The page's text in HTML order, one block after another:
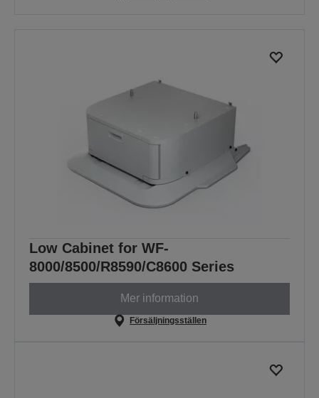
Low Cabinet for WF-
8000/8500/R8590/C8600 Series
Mer information
Försäljningsställen